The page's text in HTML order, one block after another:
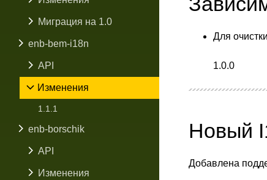
Миграция на 1.0
enb-bem-i18n
API
Изменения
1.1.1
enb-borschik
API
Изменения
Для
1.0.0
Новый
Добавлена